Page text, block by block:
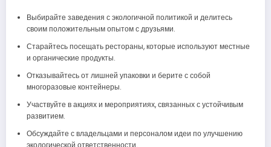
Выбирайте заведения с экологичной политикой и делитесь
своим положительным опытом с друзьями.
Старайтесь посещать рестораны, которые используют местные
и органические продукты.
Отказывайтесь от лишней упаковки и берите с собой
многоразовые контейнеры.
Участвуйте в акциях и мероприятиях, связанных с устойчивым
развитием.
Обсуждайте с владельцами и персоналом идеи по улучшению
экологической ответственности.